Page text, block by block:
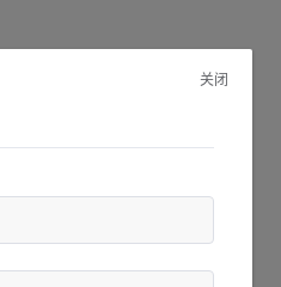
关闭